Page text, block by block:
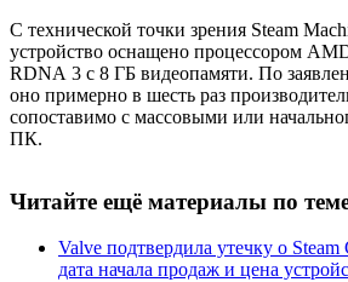
С технической точки зрения Steam
устройство оснащено процессором
RDNA 3 с 8 ГБ видеопамяти. По
оно примерно в шесть раз
сопоставимо с массовыми или
ПК.
Читайте ещё материалы по
Valve подтвердила утечку о
дата начала продаж и цена